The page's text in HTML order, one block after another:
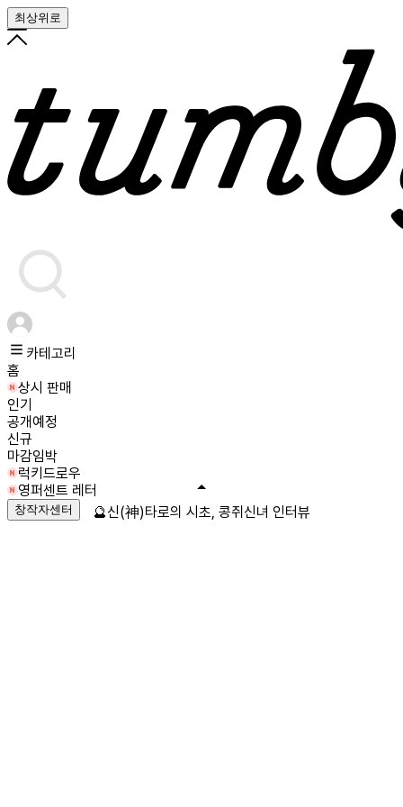
최상위로
카테고리
홈
상시 판매
인기
공개예정
신규
마감임박
럭키드로우
영퍼센트 레터
창작자센터 🔮신(神)타로의 시초, 콩쥐신녀 인터뷰